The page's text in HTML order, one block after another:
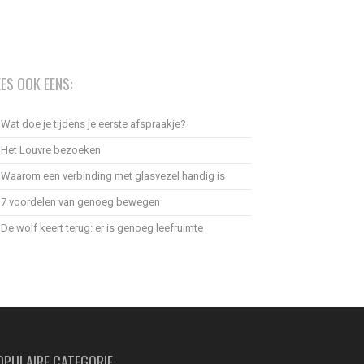
OOK EENS:
Wat doe je tijdens je eerste afspraakje?
Het Louvre bezoeken
Waarom een verbinding met glasvezel handig is
7 voordelen van genoeg bewegen
De wolf keert terug: er is genoeg leefruimte